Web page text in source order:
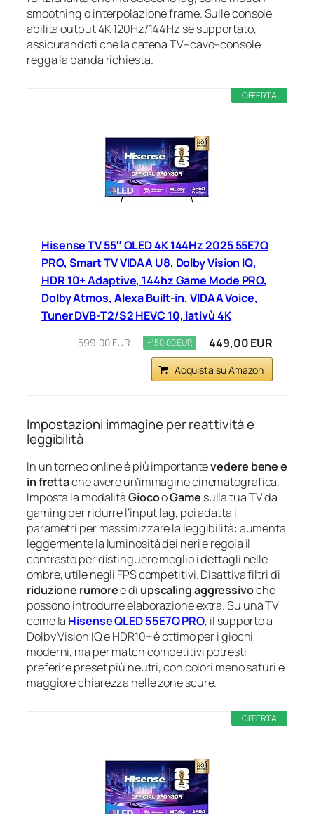
smoothing o interpolazione frame. Sulle console
abilita output 4K 120Hz/144Hz se supportato,
assicurandoti che la catena TV–cavo–console
regga la banda richiesta.
OFFERTA
Hisense TV 55″ QLED 4K 144Hz 2025 55E7Q
PRO, Smart TV VIDAA U8, Dolby Vision IQ,
HDR 10+ Adaptive, 144hz Game Mode PRO,
Dolby Atmos, Alexa Built-in, VIDAA Voice,
Tuner DVB-T2/S2 HEVC 10, lativù 4K
599,00 EUR −150,00 EUR 449,00 EUR
Acquista su Amazon
Impostazioni immagine per reattività e
leggibilità
In un torneo online è più importantevedere bene e
in frettache avere un’immagine cinematografica.
Imposta la modalitàGiocooGame sulla tua TV da
gaming per ridurre l’input lag, poi adatta i
parametri per massimizzare la leggibilità: aumenta
leggermente la luminosità dei neri e regola il
contrasto per distinguere meglio i dettagli nelle
ombre, utile negli FPS competitivi. Disattiva filtri di
riduzione rumoree di upscaling aggressivoche
possono introdurre elaborazione extra. Su una TV
come la Hisense QLED 55E7Q PRO, il supporto a
Dolby Vision IQ e HDR10+ è ottimo per i giochi
moderni, ma per match competitivi potresti
preferire preset più neutri, con colori meno saturi e
maggiore chiarezza nelle zone scure.
OFFERTA